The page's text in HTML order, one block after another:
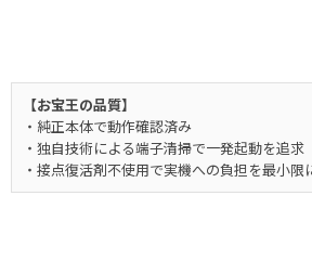
【お宝王の品質】
・純正本体で動作確認済み
・独自技術による端子清掃で一発起動を追求
・接点復活剤不使用で実機への負担を最小限